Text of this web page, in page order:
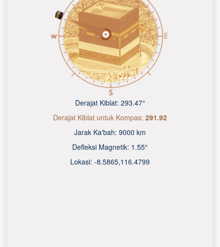
Derajat Kiblat: 293.47°
Derajat Kiblat untuk Kompas: 291.92
Jarak Ka'bah: 9000 km
Defleksi Magnetik: 1.55°
Lokasi: -8.5865,116.4800